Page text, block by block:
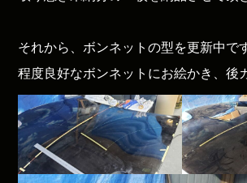
それから、ボンネットの型を更新中で
程度良好なボンネットにお絵かき、後